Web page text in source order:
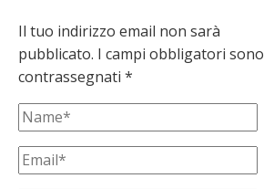
Il tuo indirizzo email non sarà
pubblicato. I campi obbligatori sono
contrassegnati *